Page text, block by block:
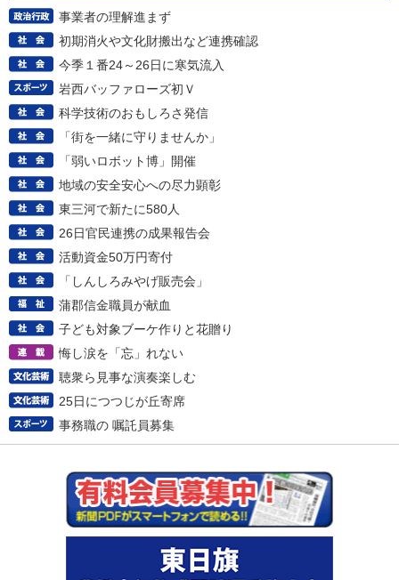
事業者の理解進まず
初期消火や文化財搬出など連携確認
今季１番24～26日に寒気流入
岩西バッファローズ初Ｖ
科学技術のおもしろさ発信
「街を一緒に守りませんか」
「弱いロボット博」開催
地域の安全安心への尽力顕彰
東三河で新たに580人
26日官民連携の成果報告会
活動資金50万円寄付
「しんしろみやげ販売会」
蒲郡信金職員が献血
子ども対象ブーケ作りと花贈り
悔し涙を「忘」れない
聴衆ら見事な演奏楽しむ
25日につつじが丘寄席
事務職の 嘱託員募集